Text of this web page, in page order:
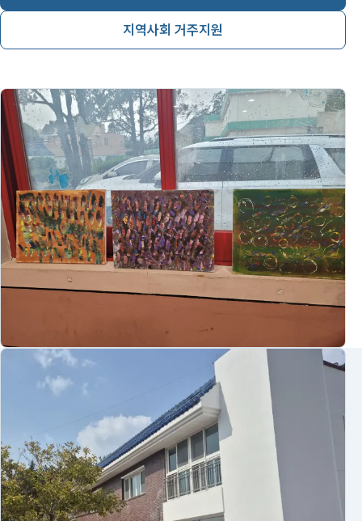
지역사회 거주지원